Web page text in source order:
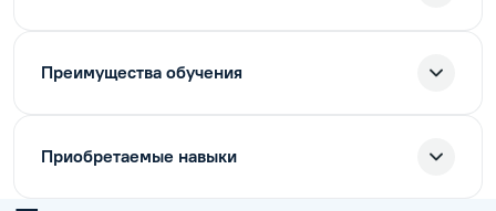
Преимущества обучения
Приобретаемые навыки